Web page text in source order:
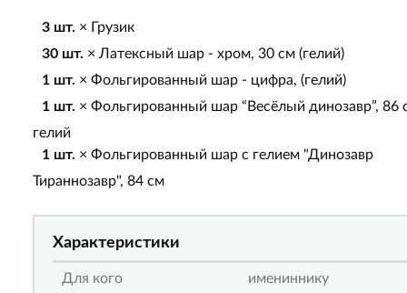
3 шт. × Грузик
30 шт. × Латексный шар - хром, 30 см (гелий)
1 шт. × Фольгированный шар - цифра, (гелий)
1 шт. × Фольгированный шар “Весёлый динозавр”, 86
гелий
1 шт. × Фольгированный шар с гелием "Динозавр
Тираннозавр", 84 см
Характеристики
Для кого имениннику